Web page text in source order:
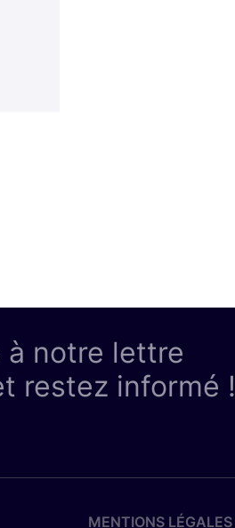
notre lettre
restez informé !
MENTIONS LÉGALES